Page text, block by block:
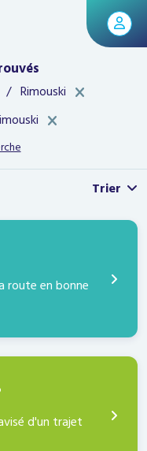
/ Rimouski class="">
class="">
Trier
route en bonne
d'un trajet